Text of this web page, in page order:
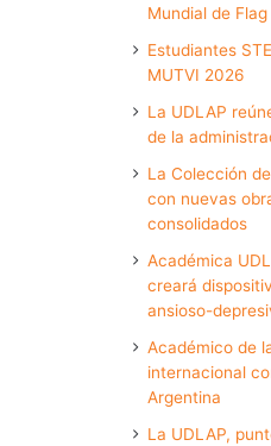
Mundial de
Estudiantes
MUTVI 2026
La UDLAP
de la
La Colección
con nuevas
consolidados
Académica
creará
ansioso-
Académico de
internacional
Argentina
La UDLAP,